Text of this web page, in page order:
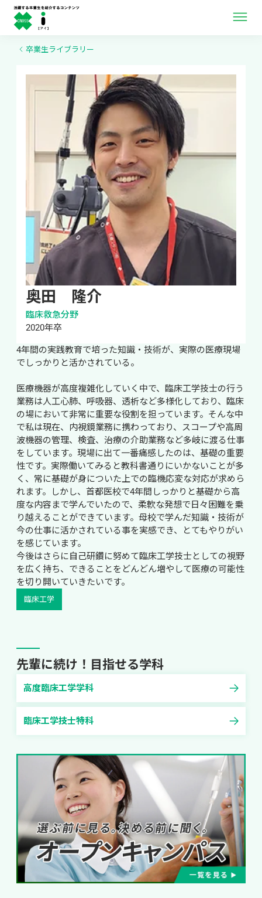
卒業生向け情報
卒業生ライブラリー
奥田　隆介
臨床救急分野
2020年卒
4年間の実践教育で培った知識・技術が、実際の医療現場
でしっかりと活かされている。
医療機器が高度複雑化していく中で、臨床工学技士の行う
業務は人工心肺、呼吸器、透析など多様化しており、臨床
の場において非常に重要な役割を担っています。そんな中
で私は現在、内視鏡業務に携わっており、スコープや高周
波機器の管理、検査、治療の介助業務など多岐に渡る仕事
をしています。現場に出て一番痛感したのは、基礎の重要
性です。実際働いてみると教科書通りにいかないことが多
く、常に基礎が身についた上での臨機応変な対応が求めら
れます。しかし、首都医校で4年間しっかりと基礎から高
度な内容まで学んでいたので、柔軟な発想で日々困難を乗
り越えることができています。母校で学んだ知識・技術が
今の仕事に活かされている事を実感でき、とてもやりがい
を感じています。
今後はさらに自己研鑽に努めて臨床工学技士としての視野
を広く持ち、できることをどんどん増やして医療の可能性
を切り開いていきたいです。
臨床工学
先輩に続け！目指せる学科
高度臨床工学学科
臨床工学技士特科